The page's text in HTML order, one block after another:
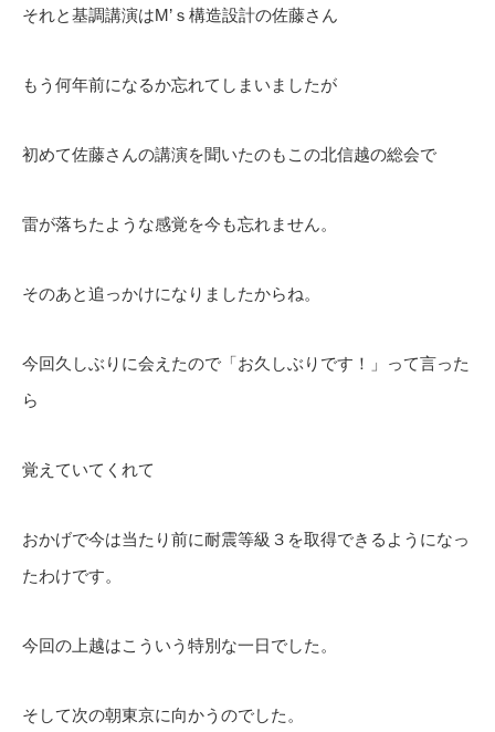
それと基調講演はM’ｓ構造設計の佐藤さん
もう何年前になるか忘れてしまいましたが
初めて佐藤さんの講演を聞いたのもこの北信越の総会で
雷が落ちたような感覚を今も忘れません。
そのあと追っかけになりましたからね。
今回久しぶりに会えたので「お久しぶりです！」って言った
ら
覚えていてくれて
おかげで今は当たり前に耐震等級３を取得できるようになっ
たわけです。
今回の上越はこういう特別な一日でした。
そして次の朝東京に向かうのでした。